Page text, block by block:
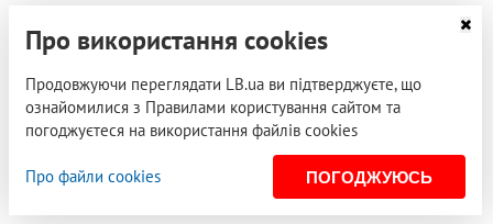
20 лютого 2025, 14:23
стадом слонів, шестеро тварин загинули
У Шрі-Ланці пасажирський потяг зійшов з рейок після
зіткнення зі стадом слонів неподалік заповідника,
шестеро тварин загинули, пише…
Про використання cookies
Продовжуючи переглядати LB.ua ви підтверджуєте, що
ознайомилися з Правилами користування сайтом та
погоджуєтеся на використання файлів cookies
Про файли cookies ПОГОДЖУЮСЬ